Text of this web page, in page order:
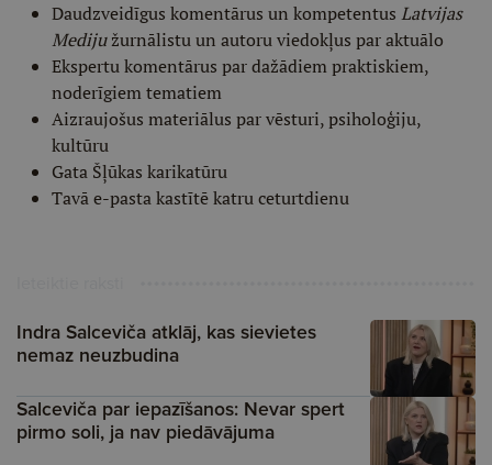
Daudzveidīgus komentārus un kompetentus Latvijas
Medijužurnālistu un autoru viedokļus par aktuālo
Ekspertu komentārus par dažādiem praktiskiem,
noderīgiem tematiem
Aizraujošus materiālus par vēsturi, psiholoģiju,
kultūru
Gata Šļūkas karikatūru
Tavā e-pasta kastītē katru ceturtdienu
Indra Salceviča atklāj, kas sievietes
nemaz neuzbudina
Salceviča par iepazīšanos: Nevar spert
pirmo soli, ja nav piedāvājuma